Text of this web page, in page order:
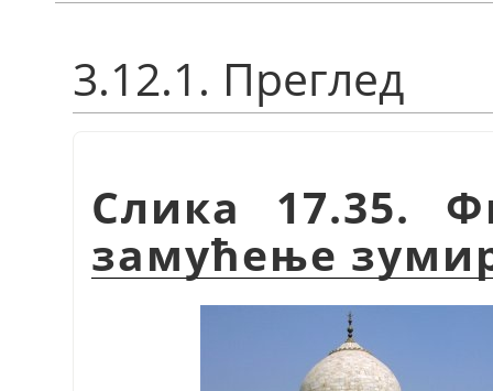
3.12.1. Преглед
Слика 17.35.
замућење